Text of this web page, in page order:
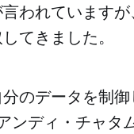
われています
てきました。
のデータを制
ンディ・チャタ